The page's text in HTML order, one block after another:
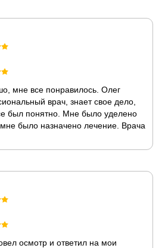
мне все понравилось. Олег
врач, знает свое дело,
был понятно. Мне было уделено
было назначено лечение. Врача
осмотр и ответил на мои